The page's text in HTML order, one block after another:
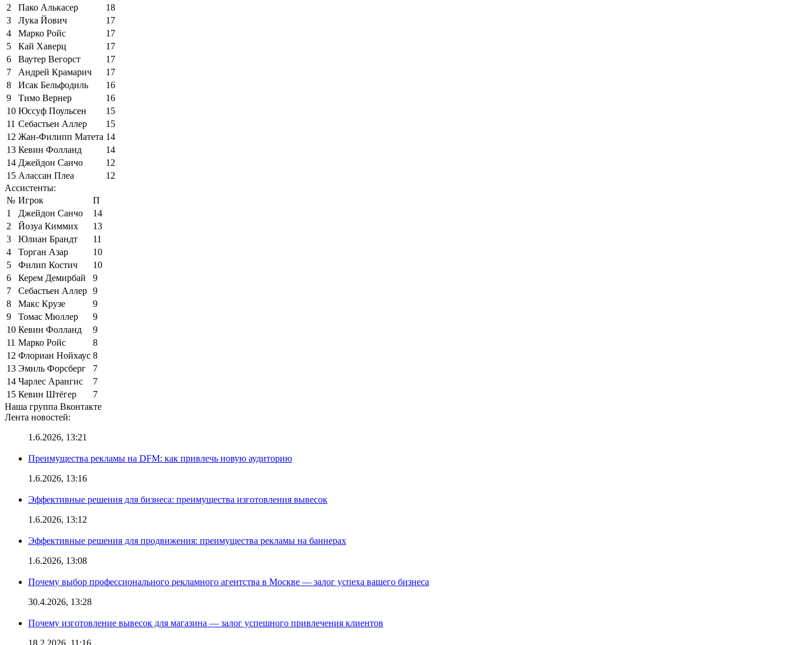
2
Пако Алькасер
18
3
Лука Йович
17
4
Марко Ройс
17
5
Кай Хаверц
17
6
Ваутер Вегорст
17
7
Андрей Крамарич
17
8
Исак Бельфодиль
16
9
Тимо Вернер
16
10 Юссуф Поульсен
15
11 Себастьен Аллер
15
12 Жан-Филипп Матета 14
13 Кевин Фолланд
14
14 Джейдон Санчо
12
15 Алассан Плеа
12
Ассистенты:
№ Игрок
П
1
Джейдон Санчо
14
2
Йозуа Киммих
13
3
Юлиан Брандт
11
4
Торган Азар
10
5
Филип Костич
10
6
Керем Демирбай
9
7
Себастьен Аллер 9
8
Макс Крузе
9
9
Томас Мюллер
9
10 Кевин Фолланд
9
11 Марко Ройс
8
12 Флориан Нойхаус 8
13 Эмиль Форсберг
7
14 Чарлес Арангис
7
15 Кевин Штёгер
7
Наша группа Вконтакте
Лента новостей:
1.6.2026, 13:21
Преимущества рекламы на DFM: как привлечь новую аудиторию
1.6.2026, 13:16
Эффективные решения для бизнеса: преимущества изготовления вывесок
1.6.2026, 13:12
Эффективные решения для продвижения: преимущества рекламы на баннерах
1.6.2026, 13:08
Почему выбор профессионального рекламного агентства в Москве — залог успеха вашего бизнеса
30.4.2026, 13:28
Почему изготовление вывесок для магазина — залог успешного привлечения клиентов
18.2.2026, 11:16